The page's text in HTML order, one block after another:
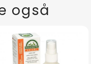
også